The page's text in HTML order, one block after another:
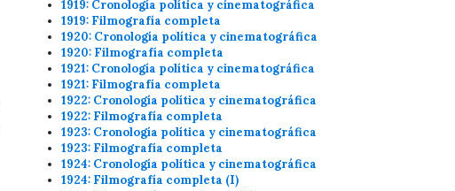
1919: Cronología política y cinematográfica
1919: Filmografía completa
1920: Cronología política y cinematográfica
1920: Filmografía completa
1921: Cronología política y cinematográfica
1921: Filmografía completa
1922: Cronología política y cinematográfica
1922: Filmografía completa
1923: Cronología política y cinematográfica
1923: Filmografía completa
1924: Cronología política y cinematográfica
1924: Filmografía completa (I)